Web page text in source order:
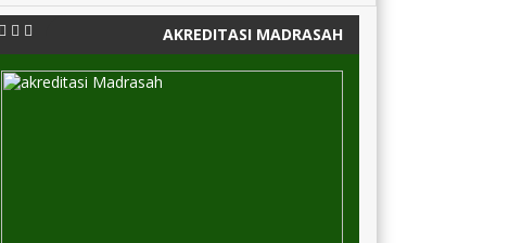
AKREDITASI MADRASAH